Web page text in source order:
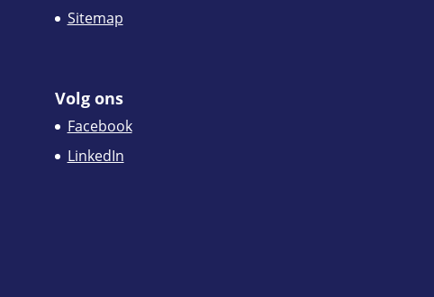
Sitemap
Volg ons
Facebook
LinkedIn